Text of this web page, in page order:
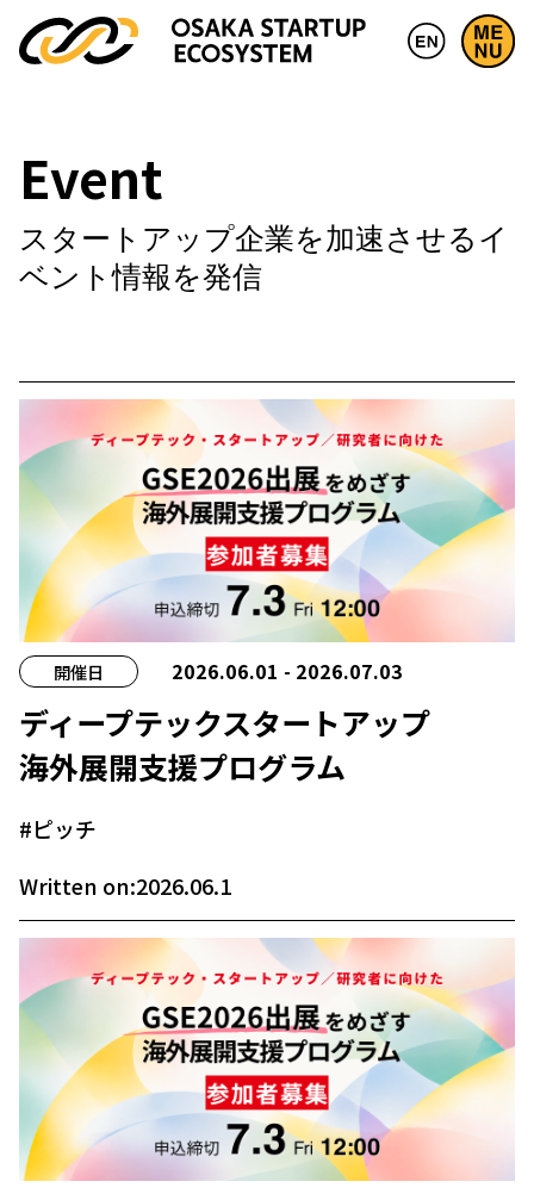
Event
スタートアップ企業を加速させるイ
ベント情報を発信
開催日 2026.06.01 - 2026.07.03
ディープテックスタートアップ
海外展開支援プログラム
#ピッチ
Written on:2026.06.1